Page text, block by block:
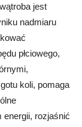
jest
nadmiaru
płciowego,
koli, pomaga
rozjaśnić